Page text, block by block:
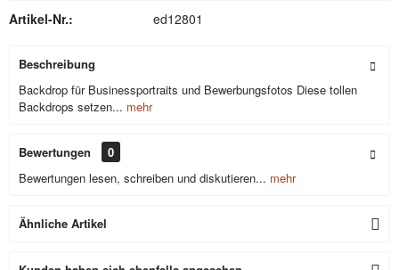
Artikel-Nr.: ed12801
Beschreibung
Backdrop für Businessportraits und Bewerbungsfotos Diese tollen
Backdrops setzen... mehr
Bewertungen
0
Bewertungen lesen, schreiben und diskutieren... mehr
Ähnliche Artikel